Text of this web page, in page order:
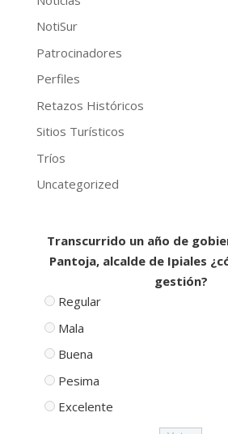
NotiSur
Patrocinadores
Perfiles
Retazos Históricos
Sitios Turísticos
Tríos
Uncategorized
Transcurrido un año de
Pantoja, alcalde de Ipiales
gestión?
Regular
Mala
Buena
Pesima
Excelente